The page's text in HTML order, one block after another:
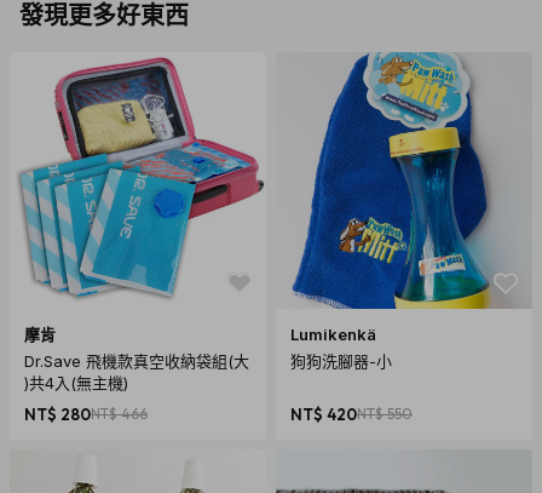
發現更多好東西
摩肯
Dr.Save 飛機款真空收納袋組(大
)共4入(無主機)
NT$ 280NT$ 466
Lumikenkä
狗狗洗腳器-小
NT$ 420NT$ 550